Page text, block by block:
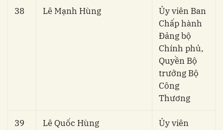
38 Lê Mạnh Hùng
Ủy viên Ban
Chấp hành
Đảng bộ
Chính phủ,
Quyền Bộ
trưởng Bộ
Công
Thương
39 Lê Quốc Hùng
Ủy viên